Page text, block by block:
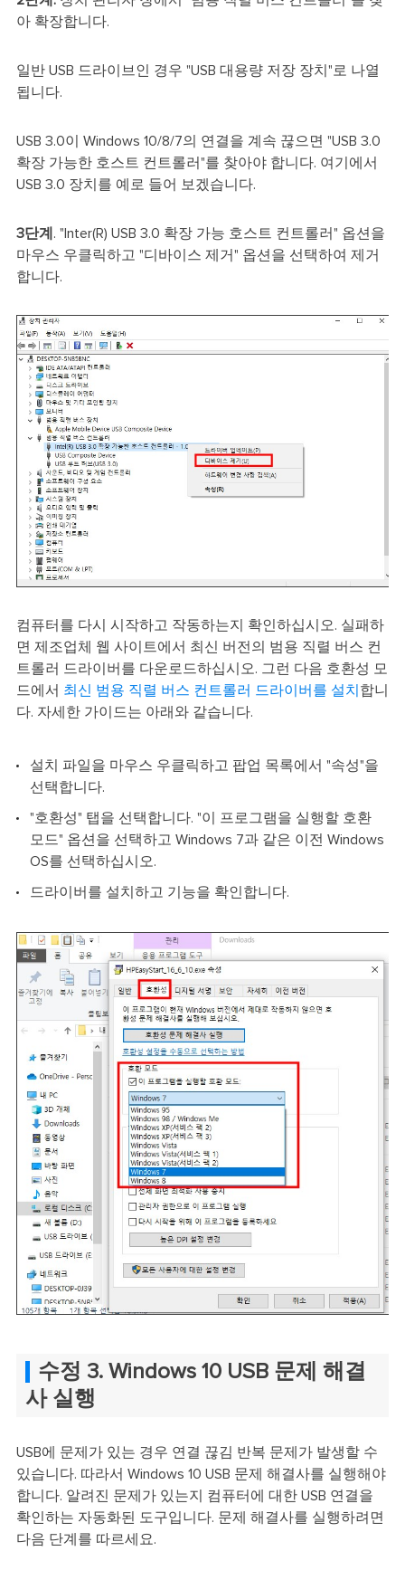
아 확장합니다.
일반 USB 드라이브인 경우 "USB 대용량 저장 장치"로 나열
됩니다.
USB 3.0이 Windows 10/8/7의 연결을 계속 끊으면 "USB 3.0
확장 가능한 호스트 컨트롤러"를 찾아야 합니다. 여기에서
USB 3.0 장치를 예로 들어 보겠습니다.
3단계 . "Inter(R) USB 3.0 확장 가능 호스트 컨트롤러" 옵션을
마우스 우클릭하고 "디바이스 제거" 옵션을 선택하여 제거
합니다.
컴퓨터를 다시 시작하고 작동하는지 확인하십시오. 실패하
면 제조업체 웹 사이트에서 최신 버전의 범용 직렬 버스 컨
트롤러 드라이버를 다운로드하십시오. 그런 다음 호환성 모
드에서 최신 범용 직렬 버스 컨트롤러 드라이버를 설치 합니
다. 자세한 가이드는 아래와 같습니다.
설치 파일을 마우스 우클릭하고 팝업 목록에서 "속성"을
선택합니다.
"호환성" 탭을 선택합니다. "이 프로그램을 실행할 호환
모드" 옵션을 선택하고 Windows 7과 같은 이전 Windows
OS를 선택하십시오.
드라이버를 설치하고 기능을 확인합니다.
수정 3. Windows 10 USB 문제 해결
사 실행
USB에 문제가 있는 경우 연결 끊김 반복 문제가 발생할 수
있습니다. 따라서 Windows 10 USB 문제 해결사를 실행해야
합니다. 알려진 문제가 있는지 컴퓨터에 대한 USB 연결을
확인하는 자동화된 도구입니다. 문제 해결사를 실행하려면
다음 단계를 따르세요.